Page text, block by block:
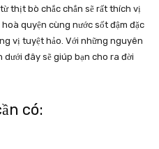
thịt bò chắc chắn sẽ rất thích vị
quyện cùng nước sốt đậm đặc
vị tuyệt hảo. Với những nguyên
dưới đây sẽ giúp bạn cho ra đời
có: